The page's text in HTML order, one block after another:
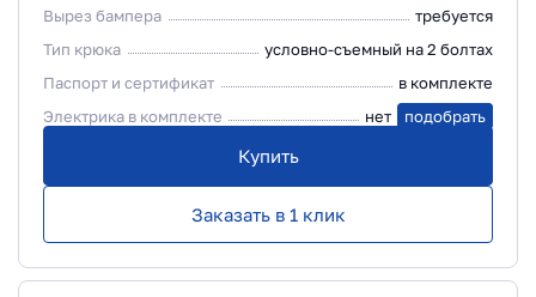
Вырез бампера
требуется
Тип крюка
условно-съемный на 2 болтах
Паспорт и сертификат
в комплекте
Электрика в комплекте
нет подобрать
Купить
Заказать в 1 клик